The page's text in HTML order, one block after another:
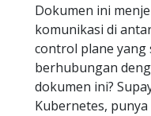
Dokumen ini
komunikasi di
control plane yang
berhubungan
dokumen ini?
Kubernetes,